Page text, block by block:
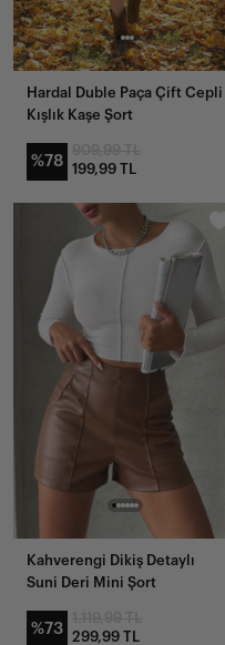
Hardal Duble Paça Çift Cepli
Kışlık Kaşe Şort
%78
199,99 TL
Kahverengi Dikiş Detaylı
Suni Deri Mini Şort
%73
299,99 TL